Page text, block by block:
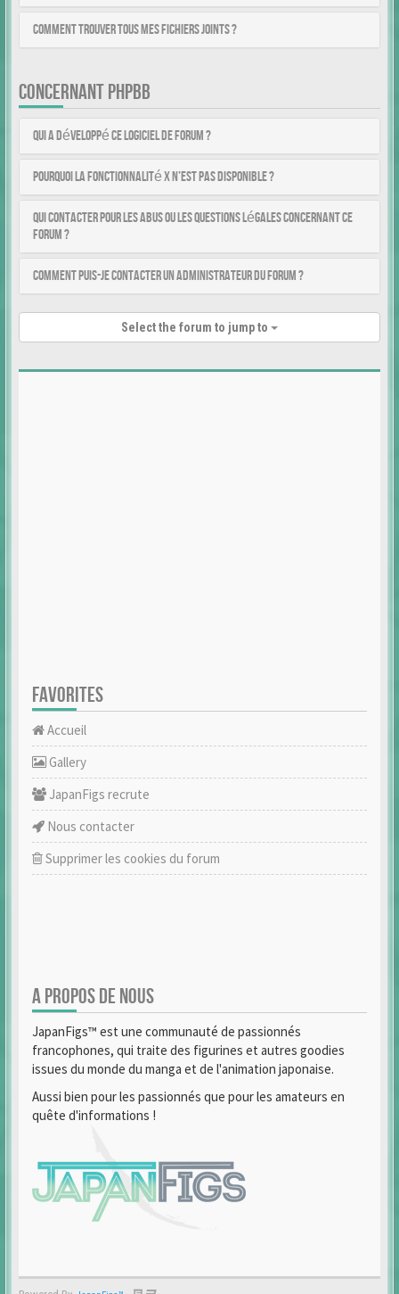
Comment trouver tous mes fichiers joints ?
CONCERNANT PHPBB
Qui a développé ce logiciel de forum ?
Pourquoi la fonctionnalité X n’est pas disponible ?
Qui contacter pour les abus ou les questions légales concernant ce
forum ?
Comment puis-je contacter un administrateur du forum ?
Select the forum to jump to
FAVORITES
Accueil
Gallery
JapanFigs recrute
Nous contacter
Supprimer les cookies du forum
A PROPOS DE NOUS
JapanFigs™ est une communauté de passionnés
francophones, qui traite des figurines et autres goodies
issues du monde du manga et de l'animation japonaise.
Aussi bien pour les passionnés que pour les amateurs en
quête d'informations !